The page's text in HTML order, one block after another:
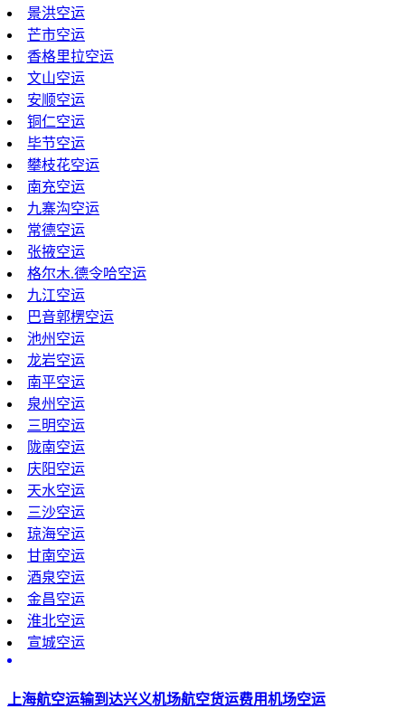
景洪空运
芒市空运
香格里拉空运
文山空运
安顺空运
铜仁空运
毕节空运
攀枝花空运
南充空运
九寨沟空运
常德空运
张掖空运
格尔木.德令哈空运
九江空运
巴音郭楞空运
池州空运
龙岩空运
南平空运
泉州空运
三明空运
陇南空运
庆阳空运
天水空运
三沙空运
琼海空运
甘南空运
酒泉空运
金昌空运
淮北空运
宣城空运
上海航空运输到达兴义机场航空货运费用机场空运